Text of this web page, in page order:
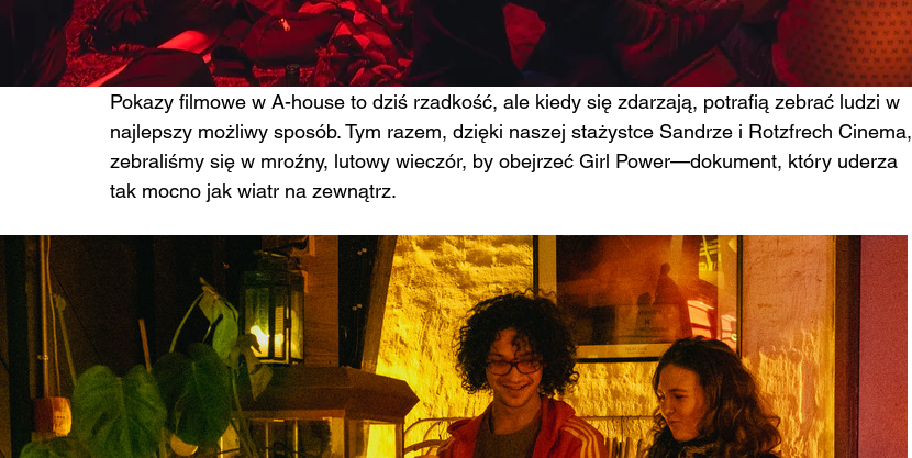
Pokazy filmowe w A-house to dziś rzadkość, ale kiedy się zdarzają, potrafią zebrać ludzi w
najlepszy możliwy sposób. Tym razem, dzięki naszej stażystce Sandrze i Rotzfrech Cinema,
zebraliśmy się w mroźny, lutowy wieczór, by obejrzeć Girl Power—dokument, który uderza
tak mocno jak wiatr na zewnątrz.